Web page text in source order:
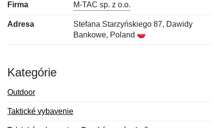
Firma M-TAC sp. z o.o.
Adresa
Stefana Starzyńskiego 87, Dawidy
Bankowe, Poland
Kategórie
Outdoor
Taktické vybavenie